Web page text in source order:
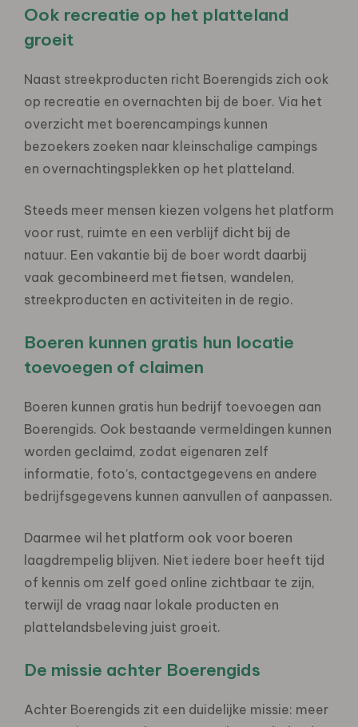
Ook recreatie op het platteland
groeit
Naast streekproducten richt Boerengids zich ook
op recreatie en overnachten bij de boer. Via het
overzicht met boerencampings kunnen
bezoekers zoeken naar kleinschalige campings
en overnachtingsplekken op het platteland.
Steeds meer mensen kiezen volgens het platform
voor rust, ruimte en een verblijf dicht bij de
natuur. Een vakantie bij de boer wordt daarbij
vaak gecombineerd met fietsen, wandelen,
streekproducten en activiteiten in de regio.
Boeren kunnen gratis hun locatie
toevoegen of claimen
Boeren kunnen gratis hun bedrijf toevoegen aan
Boerengids. Ook bestaande vermeldingen kunnen
worden geclaimd, zodat eigenaren zelf
informatie, foto’s, contactgegevens en andere
bedrijfsgegevens kunnen aanvullen of aanpassen.
Daarmee wil het platform ook voor boeren
laagdrempelig blijven. Niet iedere boer heeft tijd
of kennis om zelf goed online zichtbaar te zijn,
terwijl de vraag naar lokale producten en
plattelandsbeleving juist groeit.
De missie achter Boerengids
Achter Boerengids zit een duidelijke missie: meer